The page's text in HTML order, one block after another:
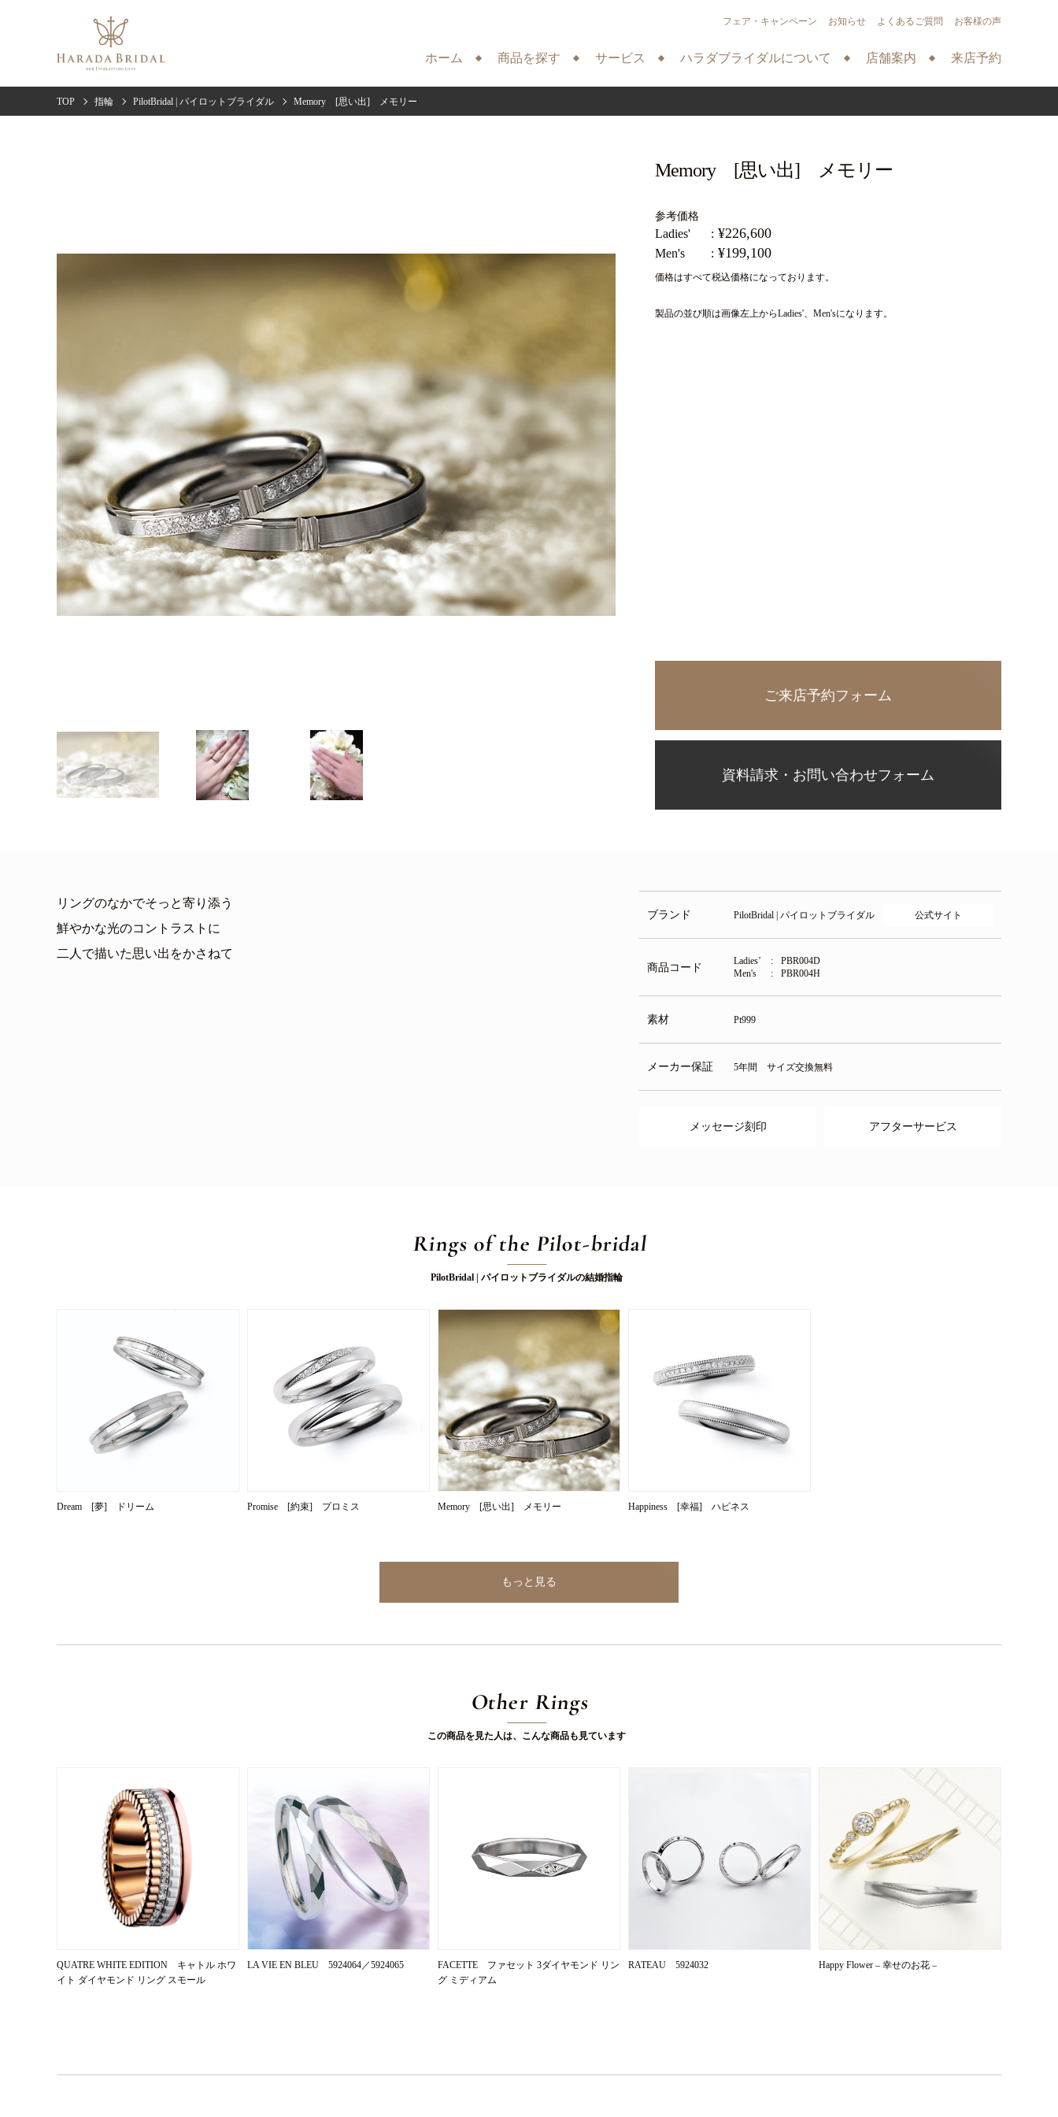
ホーム 商品を探す サービス ハラダブライダルについて 店舗案内 来店予約
フェア・キャンペーン お知らせ よくあるご質問 お客様の声
TOP 指輪 PilotBridal | パイロットブライダル Memory [思い出] メモリー
Memory [思い出] メモリー
参考価格
Ladies' ¥226,600
Men's ¥199,100
価格はすべて税込価格になっております。
製品の並び順は画像左上からLadies'、Men'sになります。
ご来店予約フォーム
資料請求・お問い合わせフォーム
リングのなかでそっと寄り添う
鮮やかな光のコントラストに
二人で描いた思い出をかさねて
ブランド PilotBridal | パイロットブライダル 公式サイト
商品コード
Ladies’
PBR004D
Men's
PBR004H
素材 Pt999
メーカー保証 5年間 サイズ交換無料
メッセージ刻印 アフターサービス
Rings of the Pilot-bridal
PilotBridal | パイロットブライダルの結婚指輪
Dream [夢] ドリーム Promise [約束] プロミス Memory [思い出] メモリー Happiness [幸福] ハピネス
もっと見る
Other Rings
この商品を見た人は、こんな商品も見ています
QUATRE WHITE EDITION キャトル ホワ
イト ダイヤモンド リング スモール
LA VIE EN BLEU 5924064／5924065
FACETTE ファセット 3ダイヤモンド リン
グ ミディアム
RATEAU 5924032 Happy Flower – 幸せのお花 –